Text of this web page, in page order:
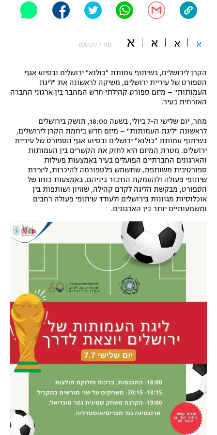
"מחצית בשכונה" – פודקאסט
משתתפים וזוכים בפרסים
תקנון משתתפים וזוכים בפרסים
תקנון עבור פעילות אלקטרה
תקנון עבור פעילות ספורט 1 – "מרלן"
טניס
תנאי שימוש
מדיניות פרטיות
תקנון פעילות ספורט 1
רשיון להקרנה פומבית לבית עסק
הצטרפות לחבילת הערוצים
לוח דרושים – ג'ובנט
תגיות
אופניים
ספורט מוטורי
פוטבול אמריקאי NFL
ספורט אתגרי ואקסטרים
אומנויות לחימה
גיימינג E-Sports
א א א א (גודל טקסט)
הקרן לירושלים, בשיתוף עמותת "כולנא" ירושלים ובסיוע אגף
הספורט של עיריית ירושלים, משיקה לראשונה את "ליגת
העמותות" – מיזם ספורט קהילתי חדש המחבר בין ארגוני החברה
האזרחית בעיר.
מחר, יום שלישי ה-7 ביולי, בשעה 18:00, תושק בירושלים
לראשונה "ליגת העמותות" – מיזם חדש ביוזמת הקרן לירושלים,
בשיתוף עמותת "כולנא" ירושלים ובסיוע אגף הספורט של עיריית
ירושלים. מטרת המיזם היא לחזק את הקשרים בין העמותות
והארגונים החברתיים הפועלים בעיר באמצעות פעילות
ספורטיבית משותפת, שתשמש פלטפורמה להיכרות, ליצירת
שיתופי פעולה ולהעמקת החיבור ביניהם. באמצעות כוחו של
הספורט, מבקשת הליגה לקדם קהילה, שוויון ושותפות בין
אוכלוסיות מגוונות בירושלים ולעודד שיתופי פעולה רחבים
ומשמעותיים יותר בין הארגונים.